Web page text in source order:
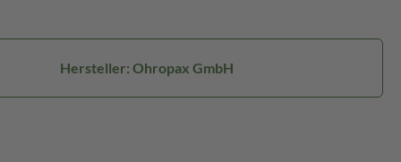
Hersteller: Ohropax GmbH